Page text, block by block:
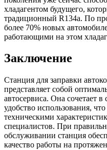
хладагентом будущего,
традиционный R134a. По
более 70% новых
работающими на этом
Заключение
Станция для заправки
представляет собой
автосервиса. Она сочетает в
удобство использования,
техническими
специалистов. При
обслуживании станция
качество работы на